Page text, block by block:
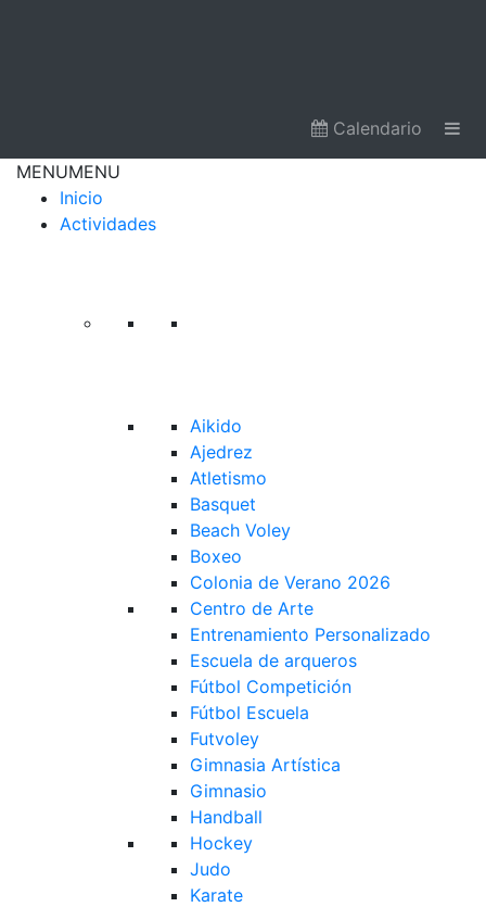
Calendario
MENUMENU
Inicio
Actividades
Aikido
Ajedrez
Atletismo
Basquet
Beach Voley
Boxeo
Colonia de Verano 2026
Centro de Arte
Entrenamiento Personalizado
Escuela de arqueros
Fútbol Competición
Fútbol Escuela
Futvoley
Gimnasia Artística
Gimnasio
Handball
Hockey
Judo
Karate